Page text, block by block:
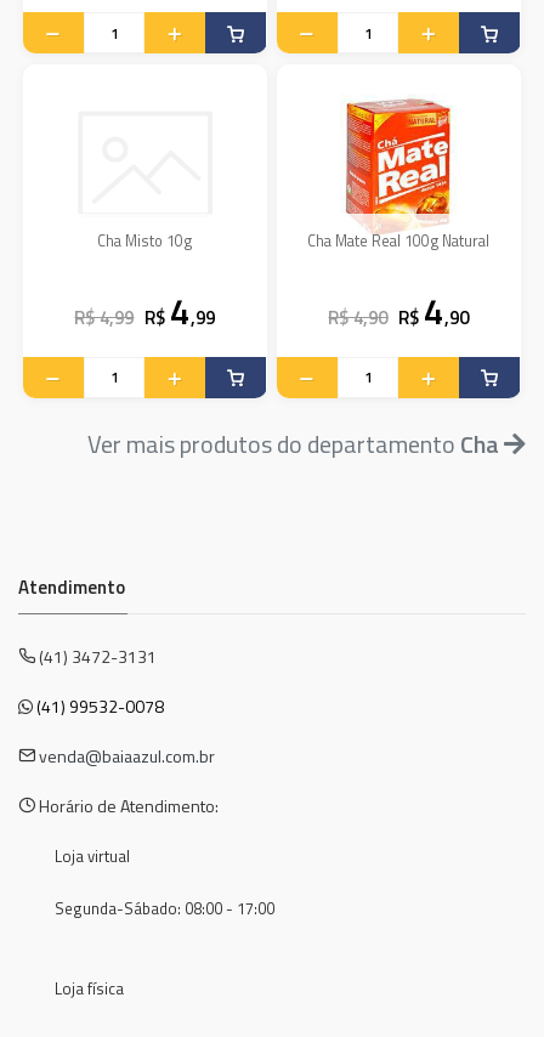
Cha Misto 10g
R$ 4,99 R$ 4,99
Cha Mate Real 100g Natural
R$ 4,90 R$ 4,90
Ver mais produtos do departamentoCha
Atendimento
(41) 3472-3131
(41) 99532-0078
venda@baiaazul.com.br
Horário de Atendimento:
Loja virtual
Segunda-Sábado: 08:00 - 17:00
Loja física